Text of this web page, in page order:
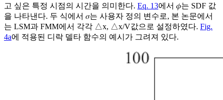
고 싶은 특정 시점의 시간을 의미한다. Eq. 13에서 𝜙는 SDF 값
을 나타낸다. 두 식에서 𝜎는 사용자 정의 변수로, 본 논문에서
는 LSM과 FMM에서 각각 △x, △x/V값으로 설정하였다. Fig.
4a에 적용된 디락 델타 함수의 예시가 그려져 있다.